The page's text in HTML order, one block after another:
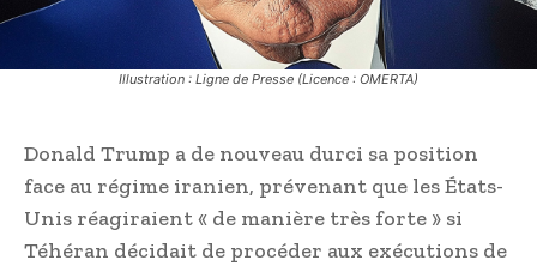
Illustration : Ligne de Presse (Licence : OMERTA)
Donald Trump a de nouveau durci sa position
face au régime iranien, prévenant que les États-
Unis réagiraient « de manière très forte » si
Téhéran décidait de procéder aux exécutions de